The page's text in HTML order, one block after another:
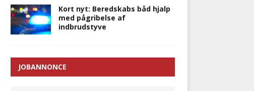
Kort nyt: Beredskabs båd hjalp
med pågribelse af
indbrudstyve
JOBANNONCE